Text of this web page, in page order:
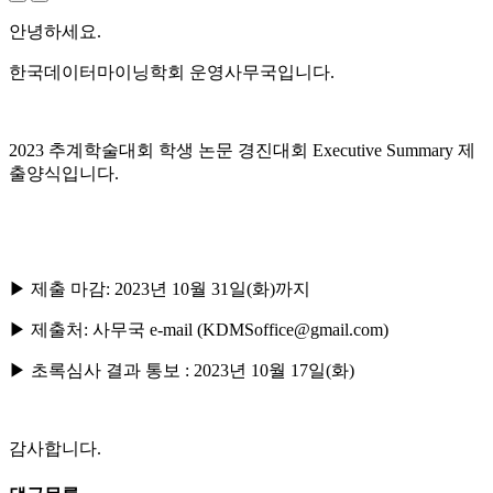
안녕하세요.
한국데이터마이닝학회 운영사무국입니다.
2023 추계학술대회 학생 논문 경진대회 Executive Summary 제
출양식입니다.
▶ 제출 마감: 2023년 10월 31일(화)까지
▶ 제출처: 사무국 e-mail (KDMSoffice@gmail.com)
▶ 초록심사 결과 통보 : 2023년 10월 17일(화)
감사합니다.